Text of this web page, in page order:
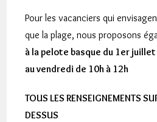
Pour les vacanciers qui
que la plage, nous proposons
à la pelote basque du 1er
au vendredi de 10h à 12h
TOUS LES RENSEIGNEMENTS
DESSUS